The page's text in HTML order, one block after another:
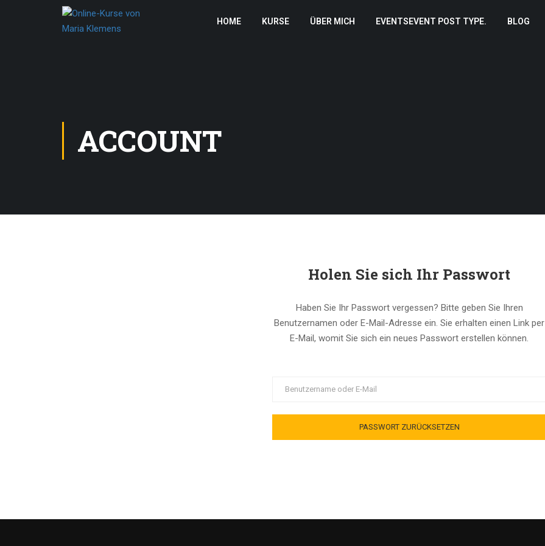
HOME KURSE ÜBER MICH EVENTSEVENT POST TYPE. BLOG
ACCOUNT
Holen Sie sich Ihr Passwort
Haben Sie Ihr Passwort vergessen? Bitte geben Sie Ihren
Benutzernamen oder E-Mail-Adresse ein. Sie erhalten einen Link per
E-Mail, womit Sie sich ein neues Passwort erstellen können.